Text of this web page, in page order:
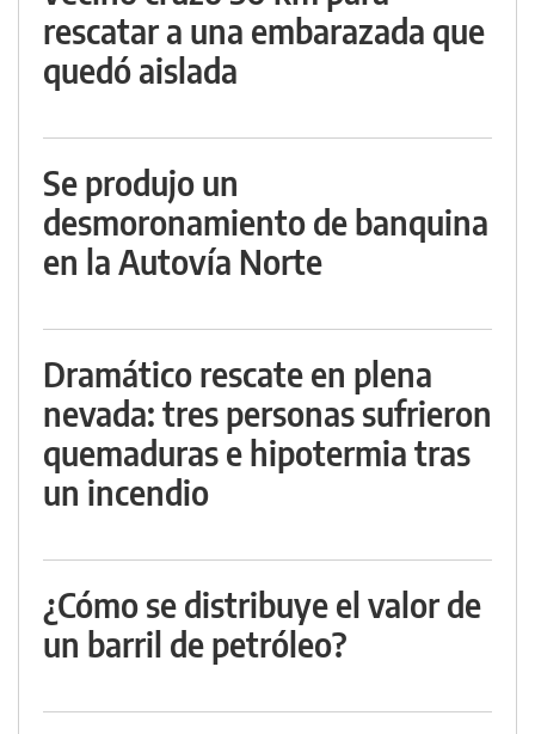
rescatar a una embarazada que
quedó aislada
Se produjo un
desmoronamiento de banquina
en la Autovía Norte
Dramático rescate en plena
nevada: tres personas sufrieron
quemaduras e hipotermia tras
un incendio
¿Cómo se distribuye el valor de
un barril de petróleo?